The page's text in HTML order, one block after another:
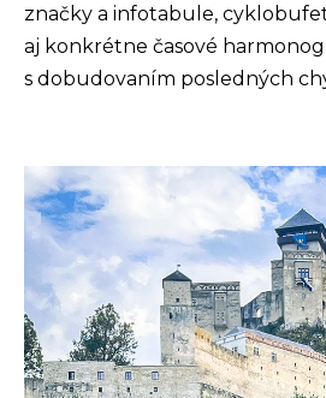
značky a infotabule,
aj konkrétne časové
s dobudovaním posledných